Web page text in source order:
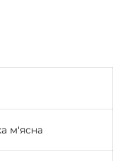
м'ясна